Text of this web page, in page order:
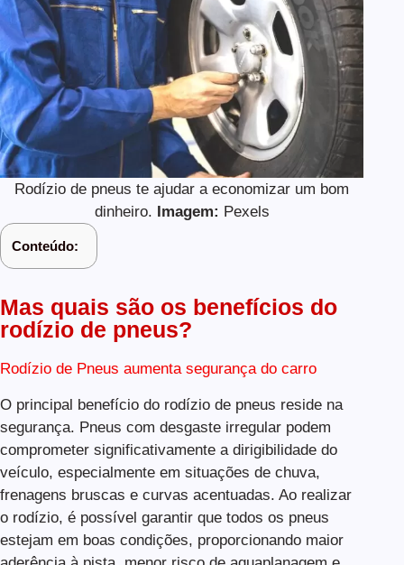
Rodízio de pneus te ajudar a economizar um bom
dinheiro.
Imagem: Pexels
Conteúdo:
Mas quais são os benefícios do
rodízio de pneus?
Rodízio de Pneus aumenta segurança do carro
O principal benefício do rodízio de pneus reside na
segurança. Pneus com desgaste irregular podem
comprometer significativamente a dirigibilidade do
veículo, especialmente em situações de chuva,
frenagens bruscas e curvas acentuadas. Ao realizar
o rodízio, é possível garantir que todos os pneus
estejam em boas condições, proporcionando maior